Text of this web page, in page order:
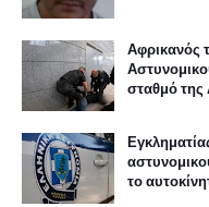
Αφρικανός
σταθμό της
το